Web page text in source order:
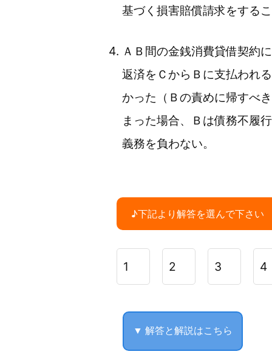
基づく損害賠償請求をする
ＡＢ間の金銭消費貸借契約
返済をＣからＢに支払われ
かった（Ｂの責めに帰すべ
まった場合、Ｂは債務不履
義務を負わない。
♪下記より解答を選んで下さい
1 2 3 4
▼ 解答と解説はこちら